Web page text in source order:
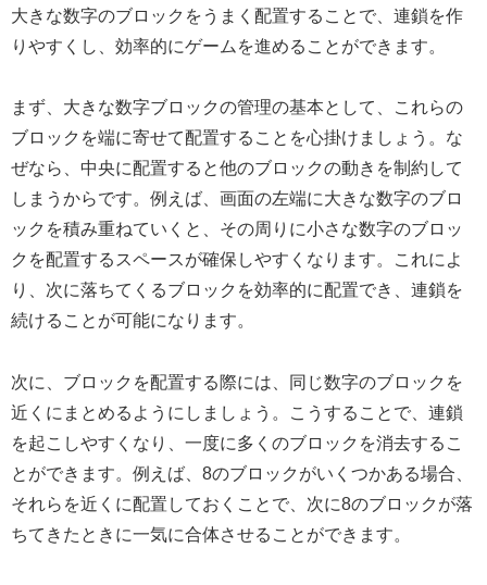
大きな数字のブロックをうまく配置することで、連鎖を作
りやすくし、効率的にゲームを進めることができます。
まず、大きな数字ブロックの管理の基本として、これらの
ブロックを端に寄せて配置することを心掛けましょう。な
ぜなら、中央に配置すると他のブロックの動きを制約して
しまうからです。例えば、画面の左端に大きな数字のブロ
ックを積み重ねていくと、その周りに小さな数字のブロッ
クを配置するスペースが確保しやすくなります。これによ
り、次に落ちてくるブロックを効率的に配置でき、連鎖を
続けることが可能になります。
次に、ブロックを配置する際には、同じ数字のブロックを
近くにまとめるようにしましょう。こうすることで、連鎖
を起こしやすくなり、一度に多くのブロックを消去するこ
とができます。例えば、8のブロックがいくつかある場合、
それらを近くに配置しておくことで、次に8のブロックが落
ちてきたときに一気に合体させることができます。